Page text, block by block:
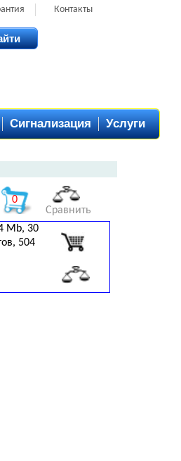
Контакты
Сигнализация Услуги
Сравнить
0
Mb, 30
504